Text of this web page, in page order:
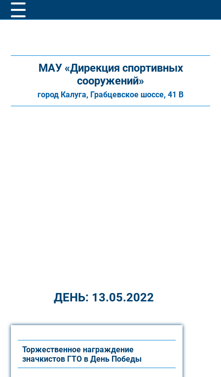
МАУ «Дирекция спортивных
сооружений»
город Калуга, Грабцевское шоссе, 41 В
ДЕНЬ: 13.05.2022
Торжественное награждение
значкистов ГТО в День Победы